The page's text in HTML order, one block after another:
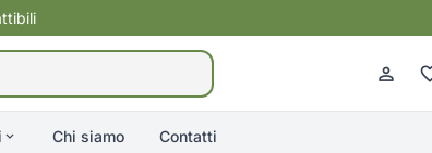
Chi siamo Contatti